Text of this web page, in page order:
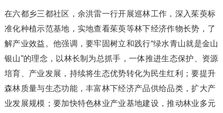
在六都乡三都社区，余洪雷一行开展巡林工作，深入茱萸标
准化种植示范基地，实地查看茱萸等林下经济作物长势，了
解产业效益。他强调，要牢固树立和践行“绿水青山就是金山
银山”的理念，以林长制为总抓手，一体推进生态保护、资源
培育、产业发展，持续将生态优势转化为民生红利；要提升
森林质量与生态功能，丰富林下经济产品供给品类，扩大产
业发展规模；要加快特色林业产业基地建设，推动林业多元